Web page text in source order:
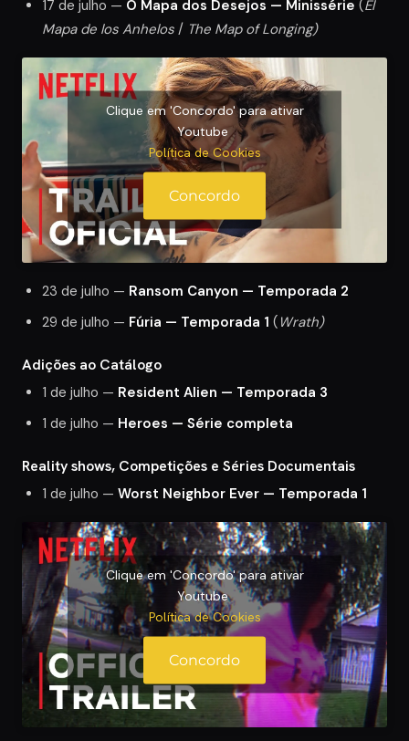
17 de julho — O Mapa dos Desejos — Minissérie (El
Mapa de los Anhelos / The Map of Longing)
Clique em 'Concordo' para ativar
Youtube
Política de Cookies
Concordo
23 de julho — Ransom Canyon — Temporada 2
29 de julho — Fúria — Temporada 1 ( Wrath)
Adições ao Catálogo
1 de julho — Resident Alien — Temporada 3
1 de julho — Heroes — Série completa
Reality shows, Competições e Séries Documentais
1 de julho — Worst Neighbor Ever — Temporada 1
Clique em 'Concordo' para ativar
Youtube
Política de Cookies
Concordo